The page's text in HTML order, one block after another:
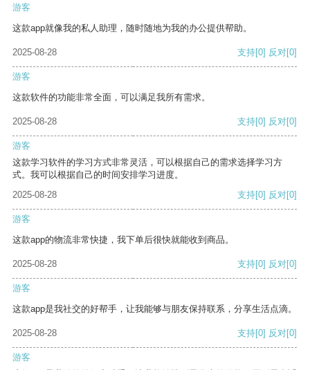
游客
这款app就像我的私人助理，随时随地为我的办公提供帮助。
2025-08-28 支持[0] 反对[0]
游客
这款软件的功能非常全面，可以满足我所有需求。
2025-08-28 支持[0] 反对[0]
游客
这款学习软件的学习方式非常灵活，可以根据自己的需求选择学习方
式。我可以根据自己的时间安排学习进度。
2025-08-28
支持[0] 反对[0]
游客
这款app的物流非常快捷，我下单后很快就能收到商品。
2025-08-28 支持[0] 反对[0]
游客
这款app是我社交的好帮手，让我能够与朋友保持联系，分享生活点滴。
2025-08-28 支持[0] 反对[0]
游客